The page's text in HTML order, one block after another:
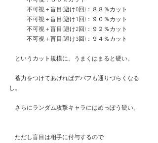
不可視＋盲目(避け0回)：８８％カット
不可視＋盲目(避け1回)：９０％カット
不可視＋盲目(避け2回)：９２％カット
不可視＋盲目(避け3回)：９４％カット
というカット規模に。うまくはまると硬い。
蓄力をつけてあげればデバフも通りづらくなる
し。
さらにランダム攻撃キャラにはめっぽう硬い。
ただし盲目は相手に付与するので